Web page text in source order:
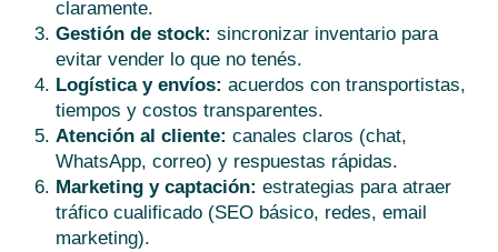
claramente.
Gestión de stock: sincronizar inventario para
evitar vender lo que no tenés.
Logística y envíos: acuerdos con transportistas,
tiempos y costos transparentes.
Atención al cliente: canales claros (chat,
WhatsApp, correo) y respuestas rápidas.
Marketing y captación: estrategias para atraer
tráfico cualificado (SEO básico, redes, email
marketing).